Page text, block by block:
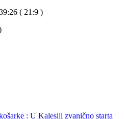
( 21:9 )
: U Kalesiji zvanično starta